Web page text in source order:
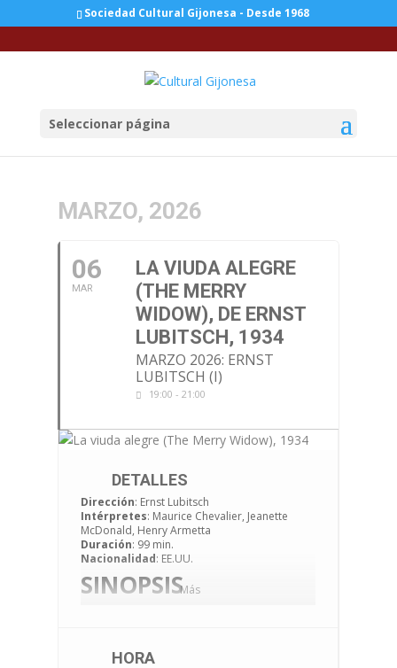
Sociedad Cultural Gijonesa - Desde 1968
Seleccionar página
MARZO, 2026
06
MAR
LA VIUDA ALEGRE
(THE MERRY
WIDOW), DE ERNST
LUBITSCH, 1934
MARZO 2026: ERNST
LUBITSCH (I)
19:00 - 21:00
Más
DETALLES
Dirección: Ernst Lubitsch
Intérpretes: Maurice Chevalier, Jeanette
McDonald, Henry Armetta
Duración: 99 min.
Nacionalidad: EE.UU.
SINOPSIS
depende de que ella gaste su dinero en él, así
HORA